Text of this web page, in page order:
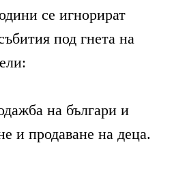
се игнорират
под гнета на
на българи и
и продаване на деца.